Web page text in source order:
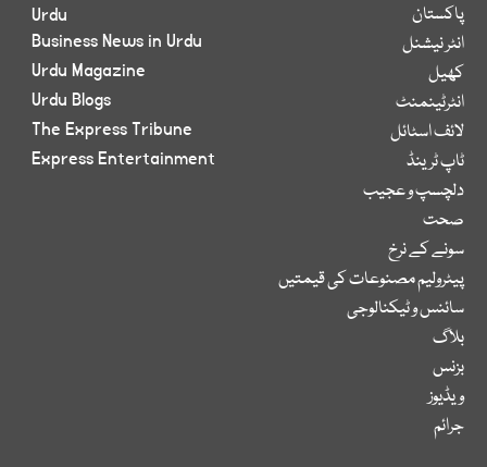
پاکستان
انٹر نیشنل
کھیل
انٹرٹینمنٹ
لائف اسٹائل
ٹاپ ٹرینڈ
دلچسپ و عجیب
صحت
سونے کے نرخ
پیٹرولیم مصنوعات کی قیمتیں
سائنس و ٹیکنالوجی
بلاگ
بزنس
ویڈیوز
جرائم
Urdu
Business News in Urdu
Urdu Magazine
Urdu Blogs
The Express Tribune
Express Entertainment